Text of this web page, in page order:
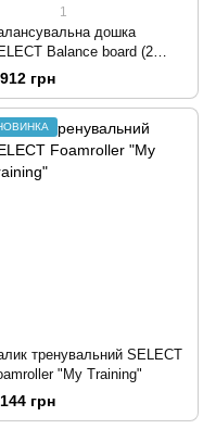
1
дошка
Balance board (2
грн
тренувальний SELECT
"My Training"
грн